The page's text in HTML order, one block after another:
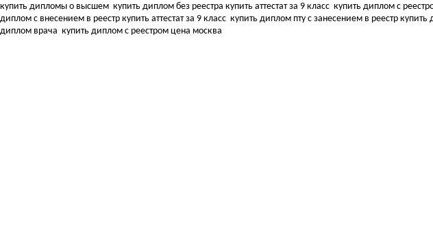
купить дипломы о высшем купить диплом без реестра купить аттестат за 9 класс купить диплом с
диплом с внесением в реестр купить аттестат за 9 класс купить диплом пту с занесением в реестр купить
диплом врача купить диплом с реестром цена москва